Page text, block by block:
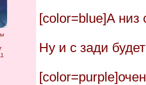
[color=blue]А низ
Ну и с зади